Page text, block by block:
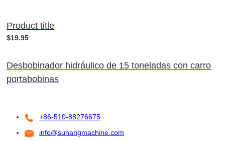
Product title
$19.95
Desbobinador hidráulico de 15 toneladas con carro
portabobinas
+86-510-88276675
info@suhangmachine.com